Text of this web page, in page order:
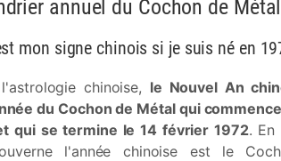
annuel du Cochon de Métal
mon signe chinois si je suis né en
chinoise, le Nouvel An
du Cochon de Métal qui
qui se termine le 14 février 1972. En
l'année chinoise est le